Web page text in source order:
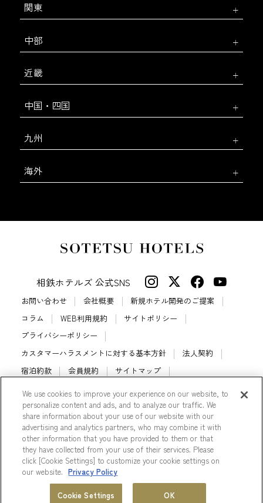
会員プログラム
関東
中部
近畿
中国・四国
九州
海外
相鉄ホテルズ 公式SNS
お問い合わせ 会社概要
新規ホテル開発のご提案
コラム
WEB利用規約
サイトポリシー
プライバシーポリシー
カスタマーハラスメントに対する基本方針
法人契約
宿泊約款
会員規約
サイトマップ
相鉄ホテルズ パートナーホテル加盟募集のご案内
採用情報
Cookie Settings
© Sotetsu Hotel Management CO., LTD.
We use cookies to improve your experience on our website, to
personalize content and ads, and to analyze our traffic. We
share information about your use of our website with our
advertising and analytics partners, who may combine it with
other information that you have provided to them or that
they have collected from your use of their services. Please
click [Cookie Settings] to customize your cookie settings on
our website. Privacy Policy
Cookie Settings OK